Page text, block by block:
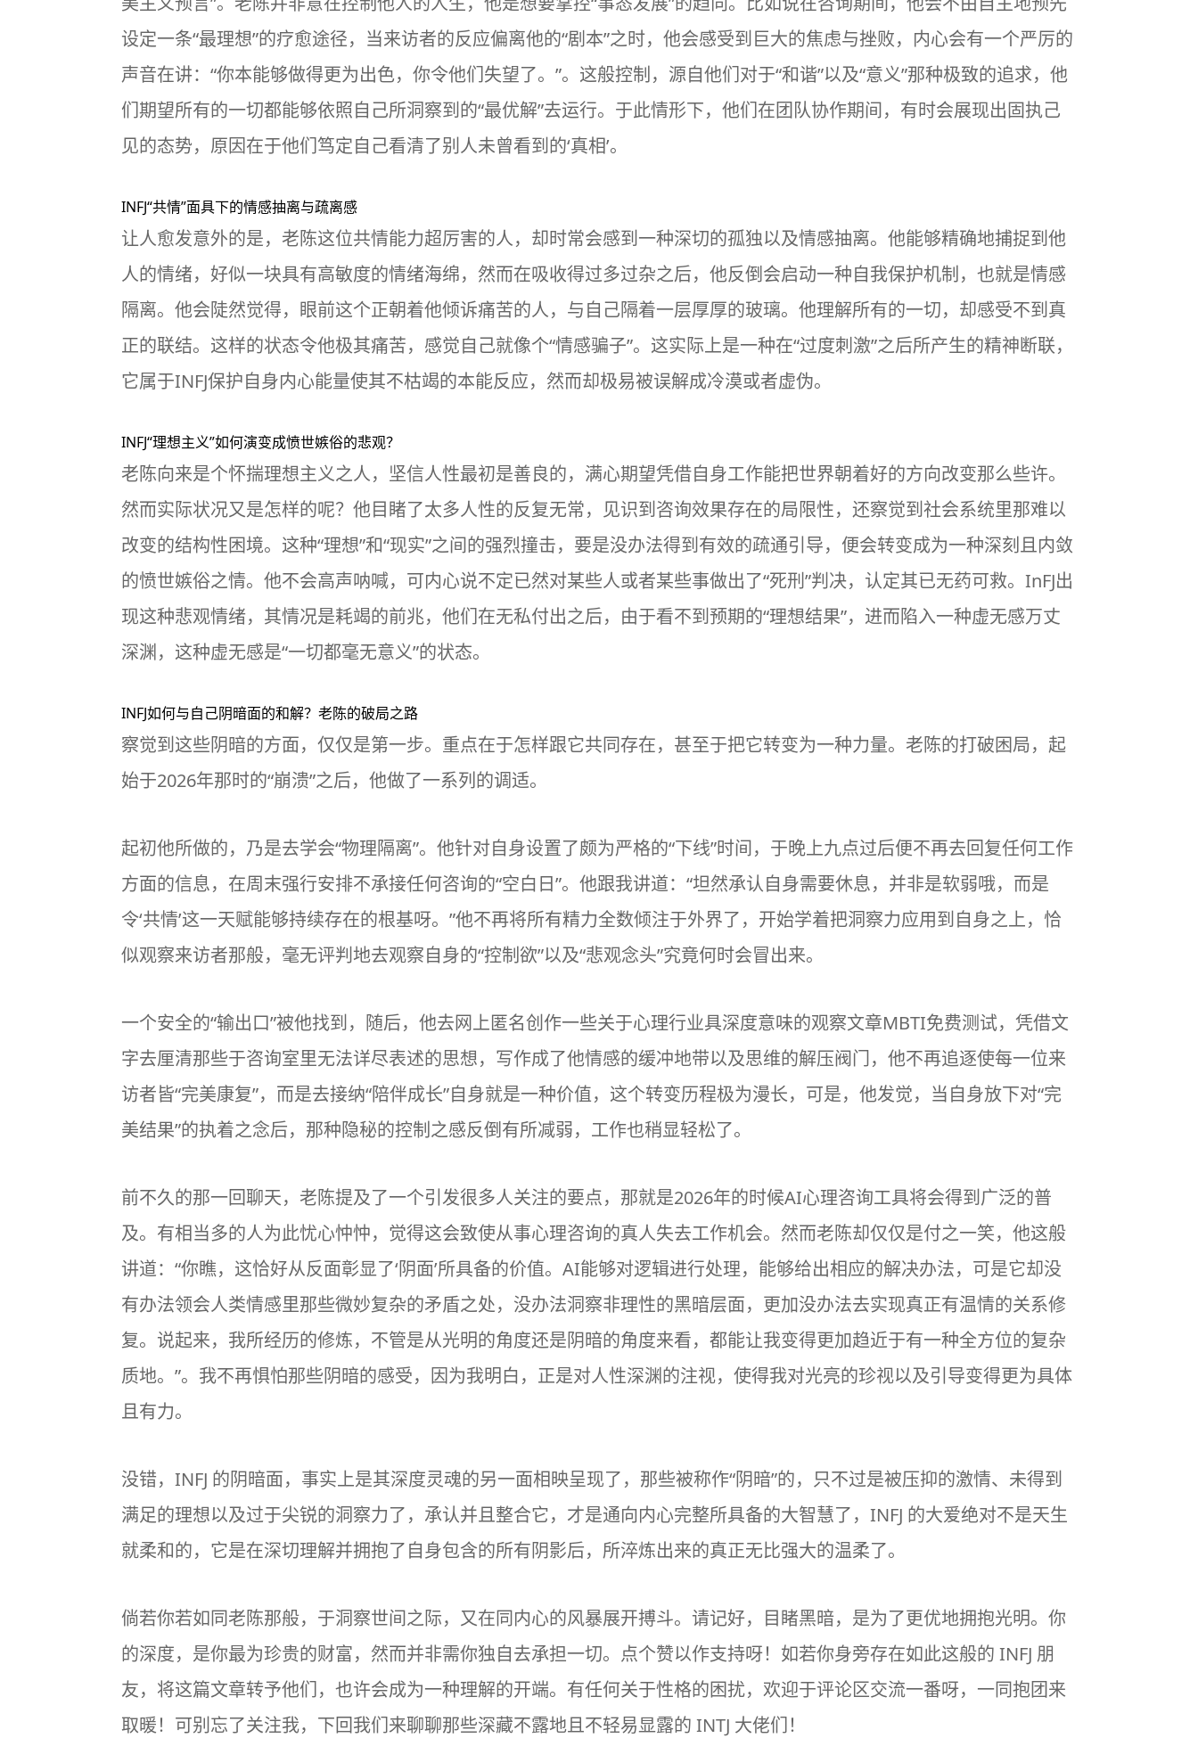
设定一条“最理想”的疗愈途径，当来访者的反应偏离他的“剧本”之时，他会感受到巨大的焦虑与挫败，内心会有一个严厉的
声音在讲：“你本能够做得更为出色，你令他们失望了。”。这般控制，源自他们对于“和谐”以及“意义”那种极致的追求，他
们期望所有的一切都能够依照自己所洞察到的“最优解”去运行。于此情形下，他们在团队协作期间，有时会展现出固执己
见的态势，原因在于他们笃定自己看清了别人未曾看到的‘真相’。
INFJ“共情”面具下的情感抽离与疏离感
让人愈发意外的是，老陈这位共情能力超厉害的人，却时常会感到一种深切的孤独以及情感抽离。他能够精确地捕捉到他
人的情绪，好似一块具有高敏度的情绪海绵，然而在吸收得过多过杂之后，他反倒会启动一种自我保护机制，也就是情感
隔离。他会陡然觉得，眼前这个正朝着他倾诉痛苦的人，与自己隔着一层厚厚的玻璃。他理解所有的一切，却感受不到真
正的联结。这样的状态令他极其痛苦，感觉自己就像个“情感骗子”。这实际上是一种在“过度刺激”之后所产生的精神断联，
它属于INFJ保护自身内心能量使其不枯竭的本能反应，然而却极易被误解成冷漠或者虚伪。
INFJ“理想主义”如何演变成愤世嫉俗的悲观？
老陈向来是个怀揣理想主义之人，坚信人性最初是善良的，满心期望凭借自身工作能把世界朝着好的方向改变那么些许。
然而实际状况又是怎样的呢？他目睹了太多人性的反复无常，见识到咨询效果存在的局限性，还察觉到社会系统里那难以
改变的结构性困境。这种“理想”和“现实”之间的强烈撞击，要是没办法得到有效的疏通引导，便会转变成为一种深刻且内敛
的愤世嫉俗之情。他不会高声呐喊，可内心说不定已然对某些人或者某些事做出了“死刑”判决，认定其已无药可救。InFJ出
现这种悲观情绪，其情况是耗竭的前兆，他们在无私付出之后，由于看不到预期的“理想结果”，进而陷入一种虚无感万丈
深渊，这种虚无感是“一切都毫无意义”的状态。
INFJ如何与自己阴暗面的和解？老陈的破局之路
察觉到这些阴暗的方面，仅仅是第一步。重点在于怎样跟它共同存在，甚至于把它转变为一种力量。老陈的打破困局，起
始于2026年那时的“崩溃”之后，他做了一系列的调适。
起初他所做的，乃是去学会“物理隔离”。他针对自身设置了颇为严格的“下线”时间，于晚上九点过后便不再去回复任何工作
方面的信息，在周末强行安排不承接任何咨询的“空白日”。他跟我讲道：“坦然承认自身需要休息，并非是软弱哦，而是
令‘共情’这一天赋能够持续存在的根基呀。”他不再将所有精力全数倾注于外界了，开始学着把洞察力应用到自身之上，恰
似观察来访者那般，毫无评判地去观察自身的“控制欲”以及“悲观念头”究竟何时会冒出来。
一个安全的“输出口”被他找到，随后，他去网上匿名创作一些关于心理行业具深度意味的观察文章MBTI免费测试，凭借文
字去厘清那些于咨询室里无法详尽表述的思想，写作成了他情感的缓冲地带以及思维的解压阀门，他不再追逐使每一位来
访者皆“完美康复”，而是去接纳“陪伴成长”自身就是一种价值，这个转变历程极为漫长，可是，他发觉，当自身放下对“完
美结果”的执着之念后，那种隐秘的控制之感反倒有所减弱，工作也稍显轻松了。
前不久的那一回聊天，老陈提及了一个引发很多人关注的要点，那就是2026年的时候AI心理咨询工具将会得到广泛的普
及。有相当多的人为此忧心忡忡，觉得这会致使从事心理咨询的真人失去工作机会。然而老陈却仅仅是付之一笑，他这般
讲道：“你瞧，这恰好从反面彰显了‘阴面’所具备的价值。AI能够对逻辑进行处理，能够给出相应的解决办法，可是它却没
有办法领会人类情感里那些微妙复杂的矛盾之处，没办法洞察非理性的黑暗层面，更加没办法去实现真正有温情的关系修
复。说起来，我所经历的修炼，不管是从光明的角度还是阴暗的角度来看，都能让我变得更加趋近于有一种全方位的复杂
质地。”。我不再惧怕那些阴暗的感受，因为我明白，正是对人性深渊的注视，使得我对光亮的珍视以及引导变得更为具体
且有力。
没错，INFJ 的阴暗面，事实上是其深度灵魂的另一面相映呈现了，那些被称作“阴暗”的，只不过是被压抑的激情、未得到
满足的理想以及过于尖锐的洞察力了，承认并且整合它，才是通向内心完整所具备的大智慧了，INFJ 的大爱绝对不是天生
就柔和的，它是在深切理解并拥抱了自身包含的所有阴影后，所淬炼出来的真正无比强大的温柔了。
倘若你若如同老陈那般，于洞察世间之际，又在同内心的风暴展开搏斗。请记好，目睹黑暗，是为了更优地拥抱光明。你
的深度，是你最为珍贵的财富，然而并非需你独自去承担一切。点个赞以作支持呀！如若你身旁存在如此这般的 INFJ 朋
友，将这篇文章转予他们，也许会成为一种理解的开端。有任何关于性格的困扰，欢迎于评论区交流一番呀，一同抱团来
取暖！可别忘了关注我，下回我们来聊聊那些深藏不露地且不轻易显露的 INTJ 大佬们！